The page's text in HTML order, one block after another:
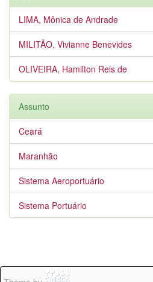
LIMA, Mônica de Andrade
MILITÃO, Vivianne Benevides
OLIVEIRA, Hamilton Reis de
Assunto
Ceará
Maranhão
Sistema Aeroportuário
Sistema Portuário